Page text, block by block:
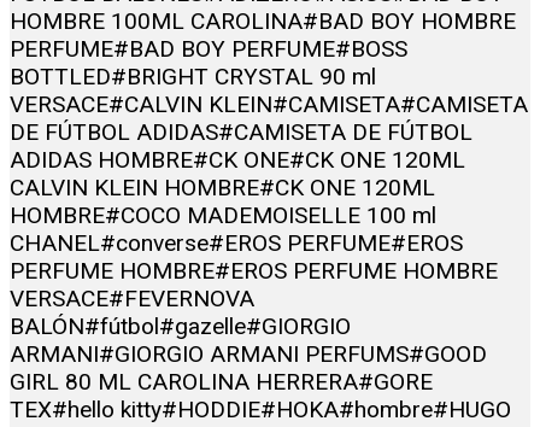
HOMBRE 100ML CAROLINA#BAD BOY HOMBRE
PERFUME#BAD BOY PERFUME#BOSS
BOTTLED#BRIGHT CRYSTAL 90 ml
VERSACE#CALVIN KLEIN#CAMISETA#CAMISETA
DE FÚTBOL ADIDAS#CAMISETA DE FÚTBOL
ADIDAS HOMBRE#CK ONE#CK ONE 120ML
CALVIN KLEIN HOMBRE#CK ONE 120ML
HOMBRE#COCO MADEMOISELLE 100 ml
CHANEL#converse#EROS PERFUME#EROS
PERFUME HOMBRE#EROS PERFUME HOMBRE
VERSACE#FEVERNOVA
BALÓN#fútbol#gazelle#GIORGIO
ARMANI#GIORGIO ARMANI PERFUMS#GOOD
GIRL 80 ML CAROLINA HERRERA#GORE
TEX#hello kitty#HODDIE#HOKA#hombre#HUGO